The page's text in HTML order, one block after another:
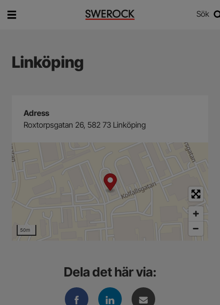
Sök
Linköping
Adress
Roxtorpsgatan 26, 582 73 Linköping
50m
Dela det här via: